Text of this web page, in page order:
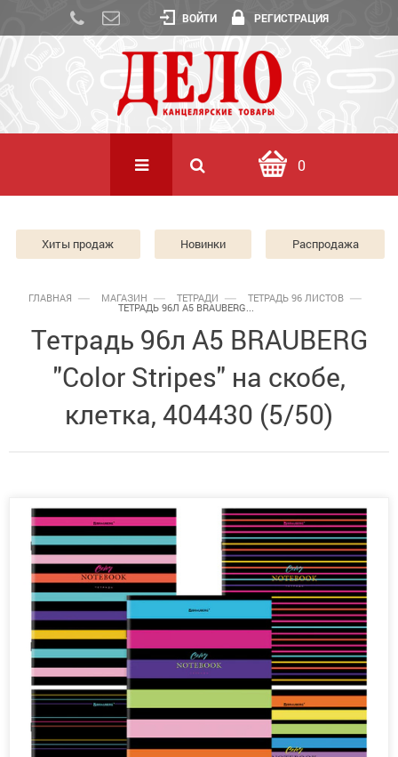
ВОЙТИ РЕГИСТРАЦИЯ
0
Хиты продаж Новинки Распродажа
ГЛАВНАЯ МАГАЗИН ТЕТРАДИ ТЕТРАДЬ 96 ЛИСТОВ
ТЕТРАДЬ 96Л А5 BRAUBERG...
Тетрадь 96л А5 BRAUBERG
"Color Stripes" на скобе,
клетка, 404430 (5/50)